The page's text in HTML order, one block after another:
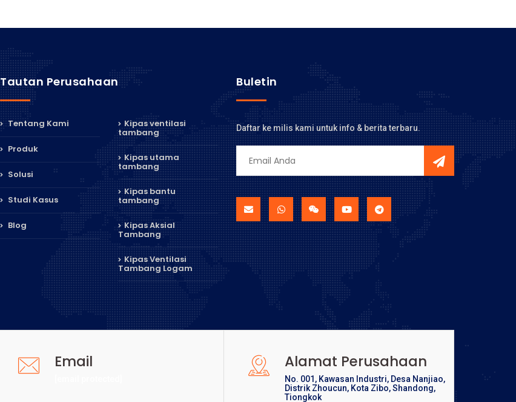
Tautan Perusahaan
Tentang Kami
Produk
Solusi
Studi Kasus
Blog
Kipas ventilasi
tambang
Kipas utama
tambang
Kipas bantu
tambang
Kipas Aksial
Tambang
Kipas Ventilasi
Tambang Logam
Buletin
Daftar ke milis kami untuk info & berita terbaru.
Email Alamat Perusahaan
No. 001, Kawasan Industri, Desa Nanjiao,
Distrik Zhoucun, Kota Zibo, Shandong,
Tiongkok